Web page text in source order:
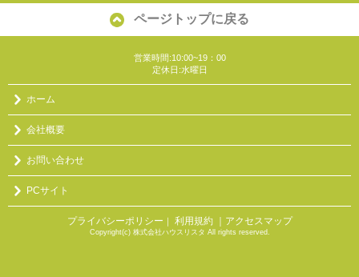
ページトップに戻る
営業時間:10:00~19：00
定休日:水曜日
ホーム
会社概要
お問い合わせ
PCサイト
プライバシーポリシー ｜ 利用規約 ｜アクセスマップ
Copyright(c) 株式会社ハウスリスタ All rights reserved.